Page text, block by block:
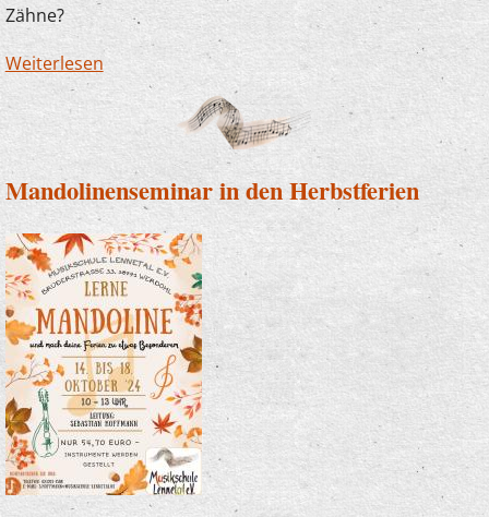
Zähne?
Weiterlesen über Unsere Zauberlehrlinge in Büderich
Mandolinenseminar in den Herbstferien